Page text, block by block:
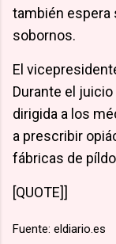
también espera
sobornos.
El
Durante el
dirigida a los
a prescribir
fábricas de
[QUOTE]]
Fuente: eldiario.es